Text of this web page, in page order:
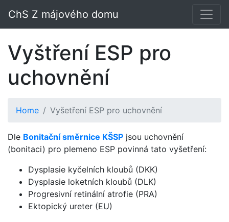
ChS Z májového domu
Vyštření ESP pro
uchovnění
Home Vyšetření ESP pro uchovnění
Dle Bonitační směrnice KŠSP jsou uchovnění
(bonitaci) pro plemeno ESP povinná tato vyšetření:
Dysplasie kyčelních kloubů (DKK)
Dysplasie loketních kloubů (DLK)
Progresivní retinální atrofie (PRA)
Ektopický ureter (EU)